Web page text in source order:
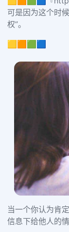
可是因为这个时
权”。
🟨🟧🟩🟦
当一个你认为肯
信息下给他人的